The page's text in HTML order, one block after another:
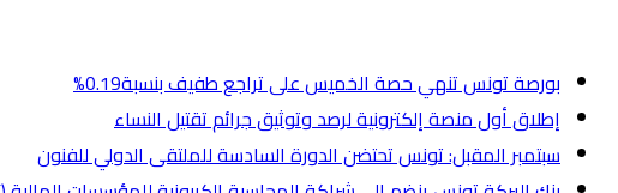
بورصة تونس تنهي حصة الخميس على تراجع طفيف بنسبة0.19%
إطلاق أول منصة إلكترونية لرصد وتوثيق جرائم تقتيل النساء
سبتمبر المقبل: تونس تحتضن الدورة السادسة للملتقى الدولي للفنون